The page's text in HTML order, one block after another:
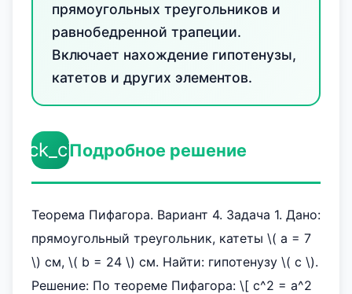
прямоугольных треугольников и
равнобедренной трапеции.
Включает нахождение гипотенузы,
катетов и других элементов.
Подробное решение
Теорема Пифагора. Вариант 4. Задача 1. Дано:
прямоугольный треугольник, катеты \( a = 7
\) см, \( b = 24 \) см. Найти: гипотенузу \( c \).
Решение: По теореме Пифагора: \[ c^2 = a^2